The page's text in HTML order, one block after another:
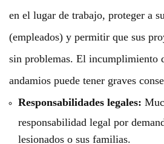
en el lugar de trabajo, proteger a
(empleados) y permitir que sus
sin problemas. El incumplimiento
andamios puede tener graves
Responsabilidades legales:
responsabilidad legal por
lesionados o sus familias.